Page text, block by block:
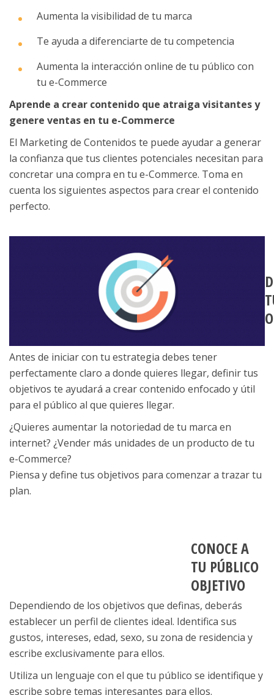
Aumenta la visibilidad de tu marca
Te ayuda a diferenciarte de tu competencia
Aumenta la interacción online de tu público con
tu e-Commerce
Aprende a crear contenido que atraiga visitantes y
genere ventas en tu e-Commerce
El Marketing de Contenidos te puede ayudar a generar
la confianza que tus clientes potenciales necesitan para
concretar una compra en tu e-Commerce. Toma en
cuenta los siguientes aspectos para crear el contenido
perfecto.
Antes de iniciar con tu estrategia debes tener
perfectamente claro a donde quieres llegar, definir tus
objetivos te ayudará a crear contenido enfocado y útil
para el público al que quieres llegar.
¿Quieres aumentar la notoriedad de tu marca en
internet? ¿Vender más unidades de un producto de tu
e-Commerce?
Piensa y define tus objetivos para comenzar a trazar tu
plan.
CONOCE A
TU PÚBLICO
OBJETIVO
Dependiendo de los objetivos que definas, deberás
establecer un perfil de clientes ideal. Identifica sus
gustos, intereses, edad, sexo, su zona de residencia y
escribe exclusivamente para ellos.
Utiliza un lenguaje con el que tu público se identifique y
escribe sobre temas interesantes para ellos.